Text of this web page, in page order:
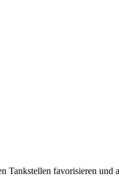
Tankstellen favorisieren und